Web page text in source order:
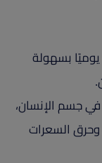
بسهولة
في جسم الإنسان،
وحرق السعرات